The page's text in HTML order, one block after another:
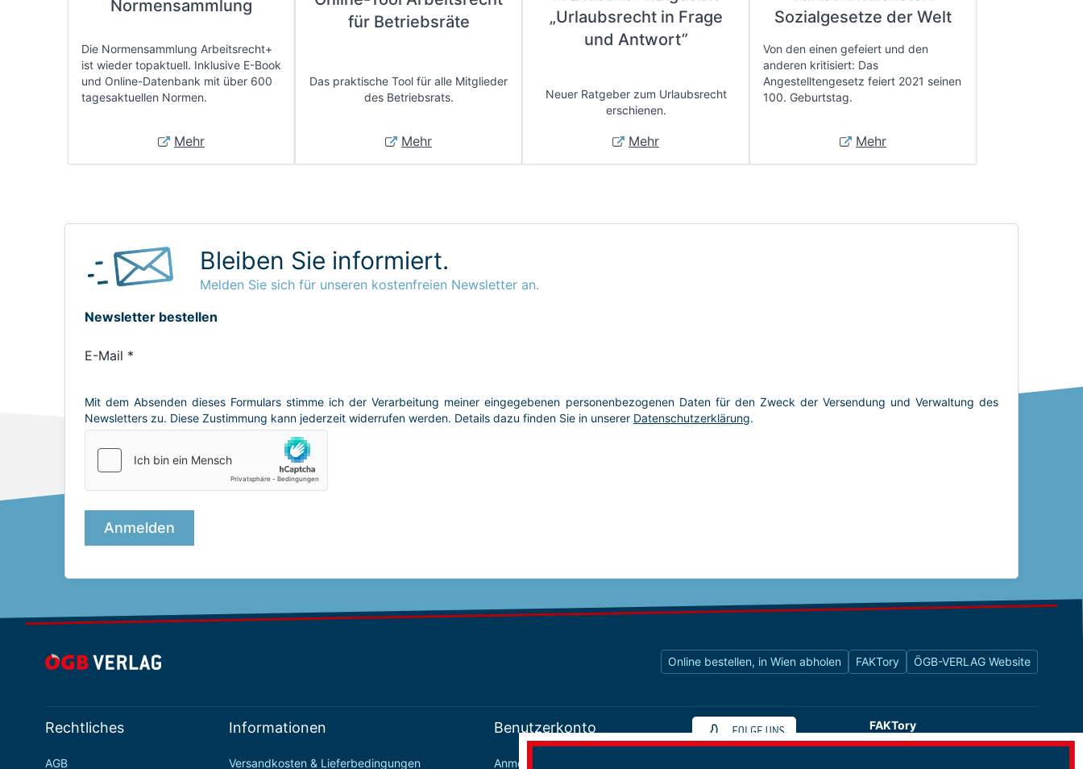
Normensammlung
Die Normensammlung Arbeitsrecht+
ist wieder topaktuell. Inklusive E-Book
und Online-Datenbank mit über 600
tagesaktuellen Normen.
Mehr
für Betriebsräte
Das praktische Tool für alle Mitglieder
des Betriebsrats.
Mehr
„Urlaubsrecht in Frage
und Antwort”
Neuer Ratgeber zum Urlaubsrecht
erschienen.
Mehr
Sozialgesetze der Welt
Von den einen gefeiert und den
anderen kritisiert: Das
Angestelltengesetz feiert 2021 seinen
100. Geburtstag.
Mehr
Bleiben Sie informiert.
Melden Sie sich für unseren kostenfreien Newsletter an.
Online bestellen, in Wien abholen FAKTory ÖGB-VERLAG Website
Rechtliches
AGB
Informationen
Versandkosten & Lieferbedingungen
Benutzerkonto
Anmelden / Registrieren
FAKTory
Buchhandlung des ÖGB-Verlags